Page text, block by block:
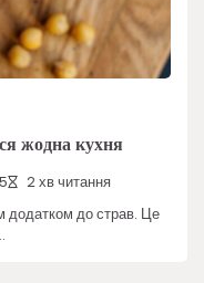
жодна кухня
2 хв читання
додатком до страв. Це